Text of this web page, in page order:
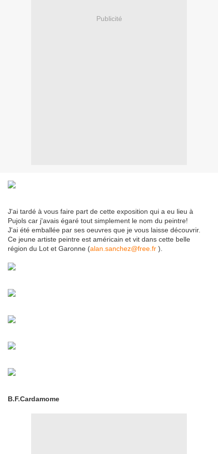
Publicité
J'ai tardé à vous faire part de cette exposition qui a eu lieu à
Pujols car j'avais égaré tout simplement le nom du peintre!
J'ai été emballée par ses oeuvres que je vous laisse découvrir.
Ce jeune artiste peintre est américain et vit dans cette belle
région du Lot et Garonne (alan.sanchez@free.fr ).
B.F.Cardamome